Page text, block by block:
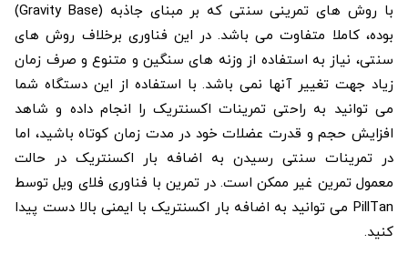
با روش های تمرینی سنتی که بر مبنای جاذبه (Gravity Base)
بوده، کاملا متفاوت می باشد. در این فناوری برخلاف روش های
سنتی، نیاز به استفاده از وزنه های سنگین و متنوع و صرف زمان
زیاد جهت تغییر آنها نمی باشد. با استفاده از این دستگاه شما
می توانید به راحتی تمرینات اکسنتریک را انجام داده و شاهد
افزایش حجم و قدرت عضلات خود در مدت زمان کوتاه باشید، اما
در تمرینات سنتی رسیدن به اضافه بار اکسنتریک در حالت
معمول تمرین غیر ممکن است. در تمرین با فناوری فلای ویل توسط
PillTan می توانید به اضافه بار اکسنتریک با ایمنی بالا دست پیدا
کنید.